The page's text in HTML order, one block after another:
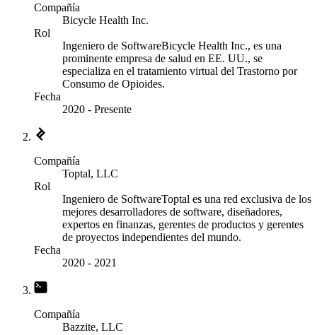
Compañía
Bicycle Health Inc.
Rol
Ingeniero de SoftwareBicycle Health Inc., es una
prominente empresa de salud en EE. UU., se
especializa en el tratamiento virtual del Trastorno por
Consumo de Opioides.
Fecha
2020 - Presente
Compañía
Toptal, LLC
Rol
Ingeniero de SoftwareToptal es una red exclusiva de los
mejores desarrolladores de software, diseñadores,
expertos en finanzas, gerentes de productos y gerentes
de proyectos independientes del mundo.
Fecha
2020 - 2021
Compañía
Bazzite, LLC